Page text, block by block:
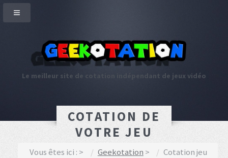
Le meilleur site de cotation indépendant de jeux vidéo
COTATION DE
VOTRE JEU
Vous êtes ici : Geekotation Cotation jeu